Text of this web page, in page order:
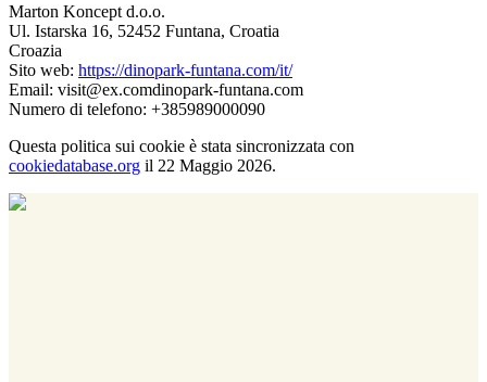
Marton Koncept d.o.o.
Ul. Istarska 16, 52452 Funtana, Croatia
Croazia
Sito web: https://dinopark-funtana.com/it/
Email: visit@ex.comdinopark-funtana.com
Numero di telefono: +385989000090
Questa politica sui cookie è stata sincronizzata con
cookiedatabase.org il 22 Maggio 2026.